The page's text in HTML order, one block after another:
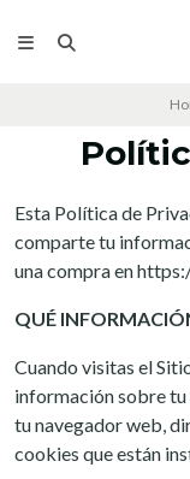
Esta Política de
comparte tu
una compra en
QUÉ
Cuando visitas el
información sobre
tu navegador web,
cookies que están